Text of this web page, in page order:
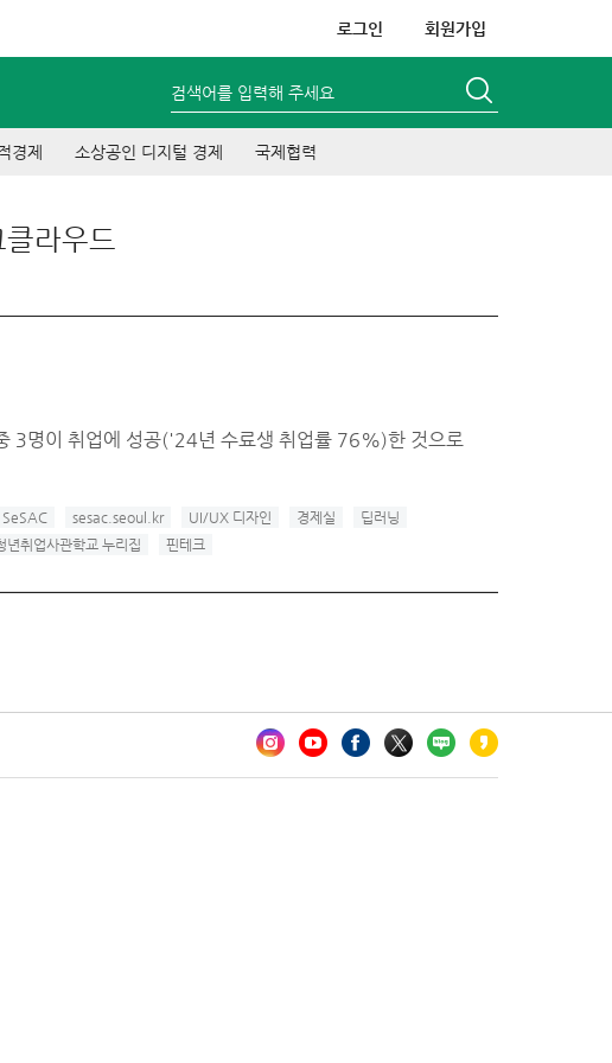
로그인 회원가입
검색어를 입력해 주세요
경제 소상공인 디지털 경제 국제협력
라우드
3명이 취업에 성공('24년 수료생 취업률 76%)한 것으로
SeSAC sesac.seoul.kr UI/UX 디자인 경제실
딥러닝
년취업사관학교 누리집 핀테크